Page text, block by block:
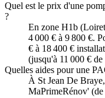
Quel est le prix d'une
?
En zone H1b
4 000 € à 9 800 €.
€ à 18 400 €
(jusqu'à 11 000 €
Quelles aides pour une
À St Jean De
MaPrimeRénov' (de